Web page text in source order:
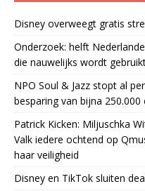
Disney overweegt gratis
Onderzoek: helft
die nauwelijks wordt
NPO Soul & Jazz stopt al
besparing van bijna 250.000
Patrick Kicken: Miljuschka
Valk iedere ochtend op
haar veiligheid
Disney en TikTok sluiten